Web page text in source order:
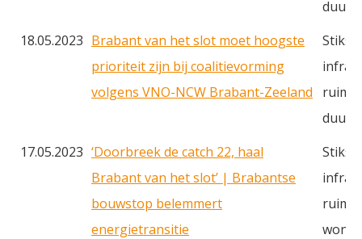
18.05.2023 Brabant van het slot moet hoogste
prioriteit zijn bij coalitievorming
volgens VNO-NCW Brabant-Zeeland
17.05.2023 ‘Doorbreek de catch 22, haal
Brabant van het slot’ | Brabantse
bouwstop belemmert
energietransitie